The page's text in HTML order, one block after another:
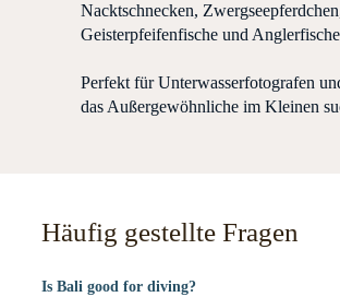
Nacktschnecken,
Geisterpfeifenfische und
Perfekt für Unterwasserfotografen
das Außergewöhnliche im Kleinen
Häufig gestellte Fragen
Is Bali good for diving?